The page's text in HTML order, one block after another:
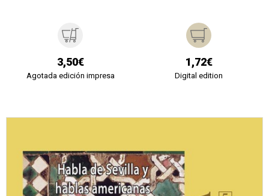
3,50€
Agotada edición impresa
1,72€
Digital edition